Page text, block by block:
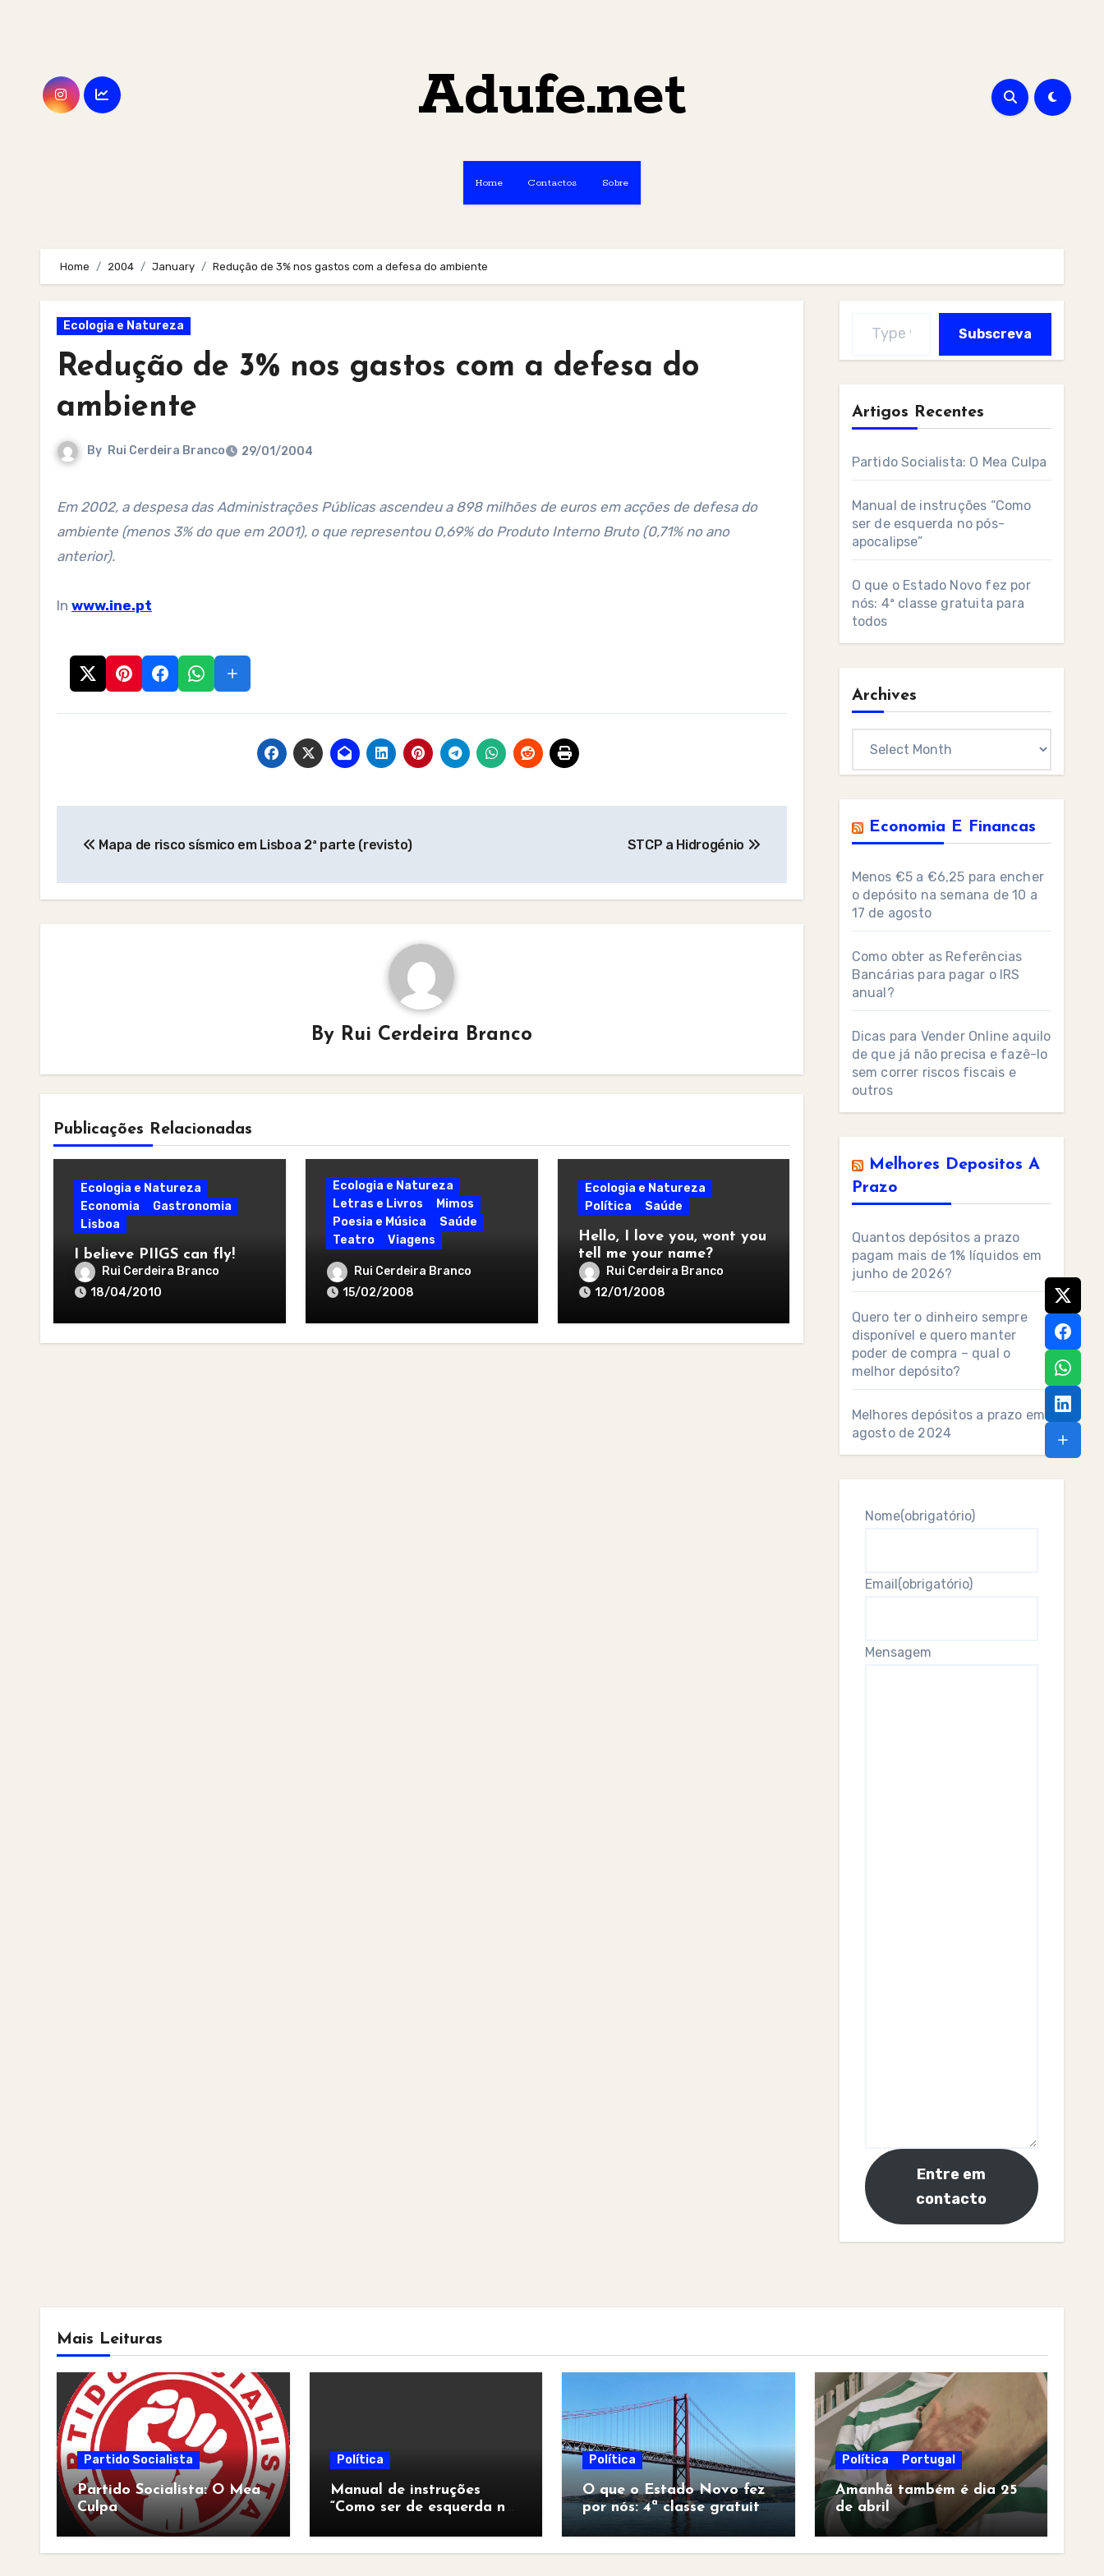
Adufe.net
Home Contactos Sobre
Home 2004 January Redução de 3% nos gastos com a defesa do ambiente
Ecologia e Natureza
Redução de 3% nos gastos com a defesa do
ambiente
By Rui Cerdeira Branco 29/01/2004
Em 2002, a despesa das Administrações Públicas ascendeu a 898 milhões de euros em acções de defesa do
ambiente (menos 3% do que em 2001), o que representou 0,69% do Produto Interno Bruto (0,71% no ano
anterior).
In www.ine.pt
navigation
Mapa de risco sísmico em Lisboa 2ª parte (revisto) STCP a Hidrogénio
By Rui Cerdeira Branco
Publicações Relacionadas
Ecologia e Natureza
Economia
Gastronomia
Lisboa
I believe PIIGS can fly!
Rui Cerdeira Branco
18/04/2010
Ecologia e Natureza
Letras e Livros
Mimos
Poesia e Música
Saúde
Teatro
Viagens
Sexy Steiner
Rui Cerdeira Branco
15/02/2008
Ecologia e Natureza
Política
Saúde
Hello, I love you, wont you
tell me your name?
Rui Cerdeira Branco
12/01/2008
Subscreva
Artigos Recentes
Partido Socialista: O Mea Culpa
Manual de instruções “Como
ser de esquerda no pós-
apocalipse”
O que o Estado Novo fez por
nós: 4ª classe gratuita para
todos
Archives
Economia E Financas
Menos €5 a €6,25 para encher
o depósito na semana de 10 a
17 de agosto
Como obter as Referências
Bancárias para pagar o IRS
anual?
Dicas para Vender Online aquilo
de que já não precisa e fazê-lo
sem correr riscos fiscais e
outros
Melhores Depositos A
Prazo
Quantos depósitos a prazo
pagam mais de 1% líquidos em
junho de 2026?
Quero ter o dinheiro sempre
disponível e quero manter
poder de compra – qual o
melhor depósito?
Melhores depósitos a prazo em
agosto de 2024
Nome(obrigatório)
Email(obrigatório)
Mensagem
Entre em
contacto
Mais Leituras
Partido Socialista
Partido Socialista: O Mea
Culpa
Política
Manual de instruções
“Como ser de esquerda no
Política
O que o Estado Novo fez
por nós: 4ª classe gratuita
para todos
Política Portugal
Amanhã também é dia 25
de abril